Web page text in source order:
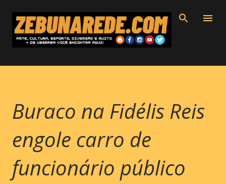
Pular para o conteúdo principal
Buraco na Fidélis Reis
engole carro de
funcionário público